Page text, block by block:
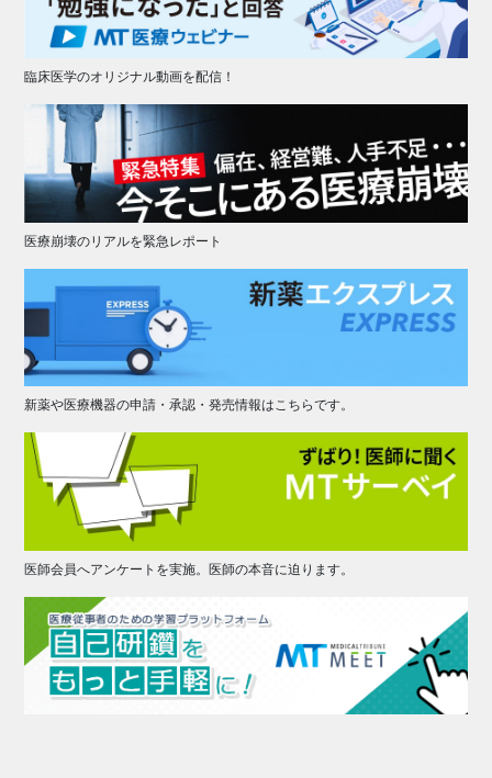
臨床医学のオリジナル動画を配信！
医療崩壊のリアルを緊急レポート
新薬や医療機器の申請・承認・発売情報はこちらです。
医師会員へアンケートを実施。医師の本音に迫ります。